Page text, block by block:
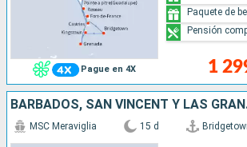
Pague en 4X 1
Paquete de
Pensión
BARBADOS,
MSC Meraviglia 15 d